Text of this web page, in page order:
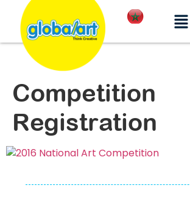
Competition
Registration